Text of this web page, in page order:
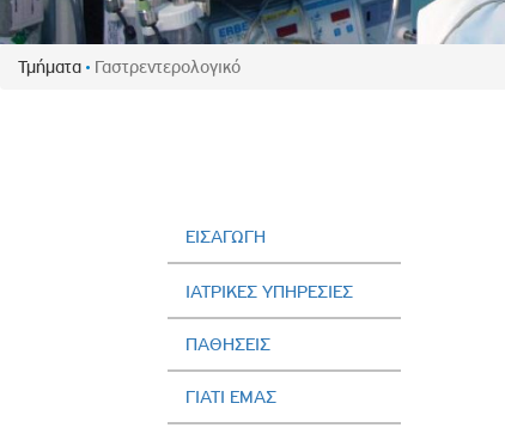
Πολιτική
Πολιτικές
Κανονισμός
Διεύθυνση
Έκθεσης Βιώσιμης
Έκθεση Βιώσιμης
Πολιτική Δέουσας
Πολιτική
Τμήματα Γαστρεντερολογικό
ΕΙΣΑΓΩΓΗ
ΙΑΤΡΙΚΕΣ ΥΠΗΡΕΣΙΕΣ
ΠΑΘΗΣΕΙΣ
ΓΙΑΤΙ ΕΜΑΣ